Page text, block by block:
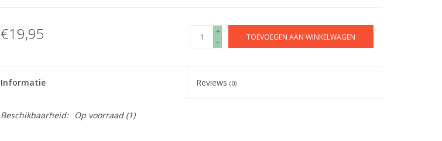
€19,95
+
-
TOEVOEGEN AAN WINKELWAGEN
Informatie Reviews(0)
Beschikbaarheid: Op voorraad(1)